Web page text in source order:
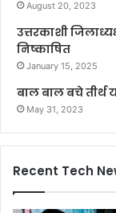
August 20, 2023
उत्तरकाशी
निष्काषित
January 15, 2025
बाल बाल बचे तीर्थ
May 31, 2023
Recent Tech